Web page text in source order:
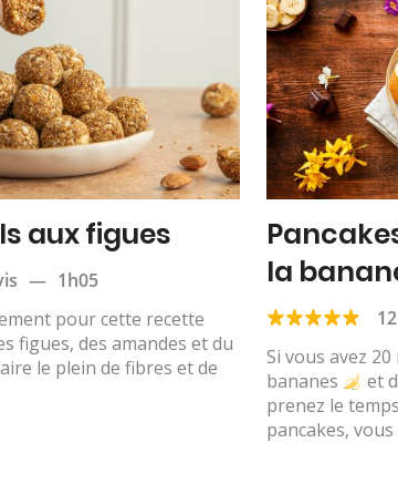
aux figues
— 1h05
pour cette recette
figues, des amandes et du
le plein de fibres et de
la
Si vous avez
bananes
et
prenez le
pancakes, vous